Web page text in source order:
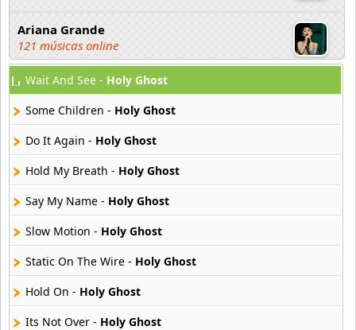
Ariana Grande
121 músicas online
Aselin Debison
25 músicas online
Asmir Young
36 músicas online
44 músicas online
B J Thomas
18 músicas online
Bellakath
27 músicas online
Wait And See - Holy Ghost
Some Children - Holy Ghost
Do It Again - Holy Ghost
Hold My Breath - Holy Ghost
Say My Name - Holy Ghost
Slow Motion - Holy Ghost
Static On The Wire - Holy Ghost
Hold On - Holy Ghost
Its Not Over - Holy Ghost